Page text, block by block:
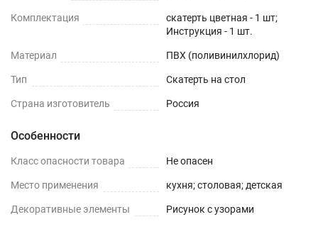
Комплектация
скатерть цветная - 1 шт;
Инструкция - 1 шт.
Материал ПВХ (поливинилхлорид)
Тип Скатерть на стол
Страна изготовитель Россия
Особенности
Класс опасности товара Не опасен
Место применения кухня; столовая; детская
Декоративные элементы Рисунок с узорами